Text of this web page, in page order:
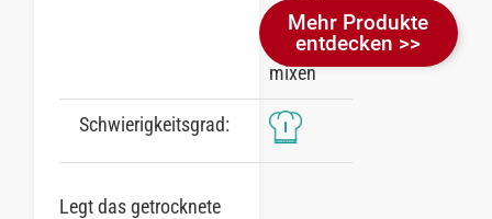
3
Minuten
mixen
Schwierigkeitsgrad:
Legt das getrocknete
Mehr Produkte
entdecken >>